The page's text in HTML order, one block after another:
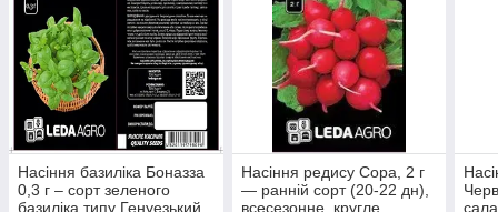
Насіння базиліка Боназза
0,3 г – сорт зеленого
базиліка типу Генуезький
Насіння редису Сора, 2 г
— ранній сорт (20-22 дн),
всесезонне, кругле,